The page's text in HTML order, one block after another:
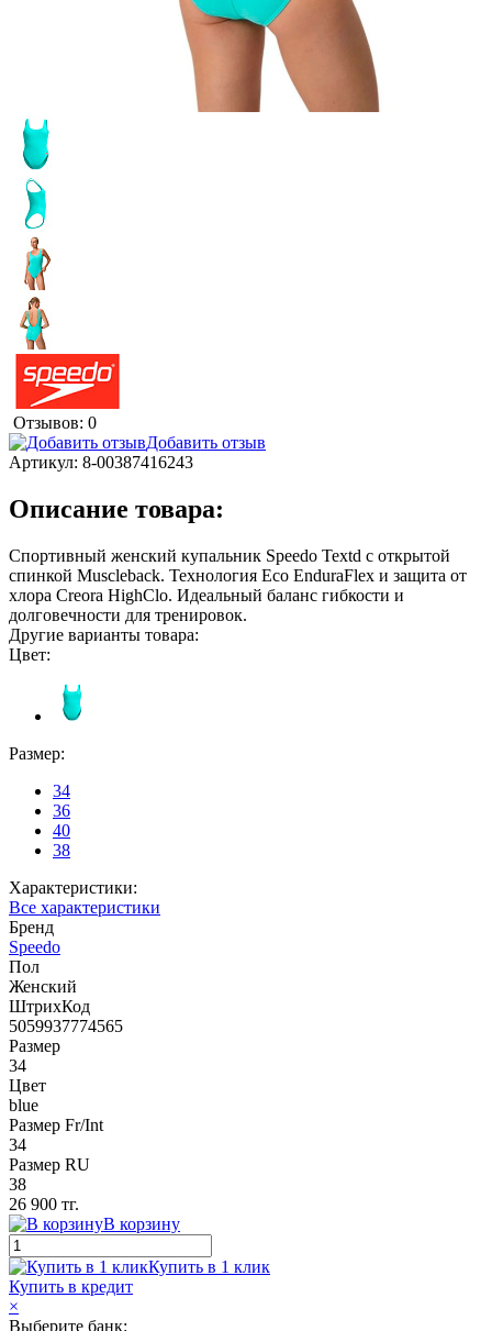
Отзывов: 0
Добавить отзыв
Артикул: 8-00387416243
Описание товара:
Спортивный женский купальник Speedo Textd с открытой
спинкой Muscleback. Технология Eco EnduraFlex и защита от
хлора Creora HighClo. Идеальный баланс гибкости и
долговечности для тренировок.
Другие варианты товара:
Цвет:
Размер:
34
36
40
38
Характеристики:
Все характеристики
Бренд
Speedo
Пол
Женский
ШтрихКод
5059937774565
Размер
34
Цвет
blue
Размер Fr/Int
34
Размер RU
38
26 900 тг.
В корзину
Купить в 1 клик
Купить в кредит
×
Выберите банк: